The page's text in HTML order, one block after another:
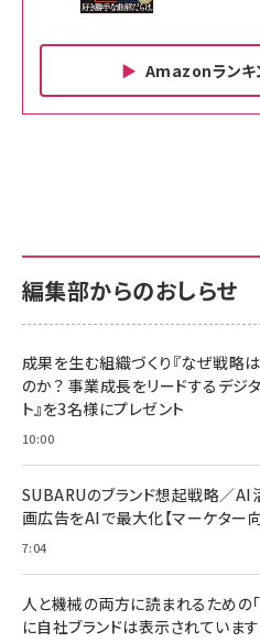
Amazonランキ
￥880
anan(アンアン
スペシャルエディ
￥1,100
anan(アンアン
￥880
ママ投資家が育休
組織の成果を最
￥1,980
サポート正規品
NIMASO ガラス
すい ガイド枠付
2枚セット
￥1,599
￥6,980
全ワイヤレスイヤ
技術基準適合】ブ
￥5,990
サポート正規品
Amazon eギフ
￥5,000
Anker
Pro/Air 各種対応
￥1,890
サッポロ 生ビー
編集部からのおしらせ
成果を生む組織づくり『なぜ戦略
のか？ 事業成長をリードするデジ
ト』を3名様にプレゼント
10:00
SUBARUのブランド想起戦略／AI
画広告をAIで最大化【マーケター
7:04
人と機械の両方に読まれるための
に自社ブランドは表示されていま